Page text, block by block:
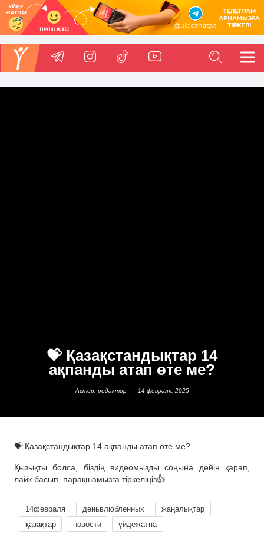
💝 Қазақстандықтар 14
ақпанды атап өте ме?
Автор: редактор 14 февраля, 2025
💝 Қазақстандықтар 14 ақпанды атап өте ме?
Қызықты болса, біздің видеомызды соңына дейін қарап,
лайк басып, парақшамызға тіркеліңіз👍
14февраля деньвлюбленных
жаңалықтар
қазақтар
новости үйдежатпа